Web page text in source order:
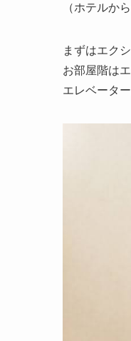
（ホテルか
まずはエク
お部屋階は
エレベータ